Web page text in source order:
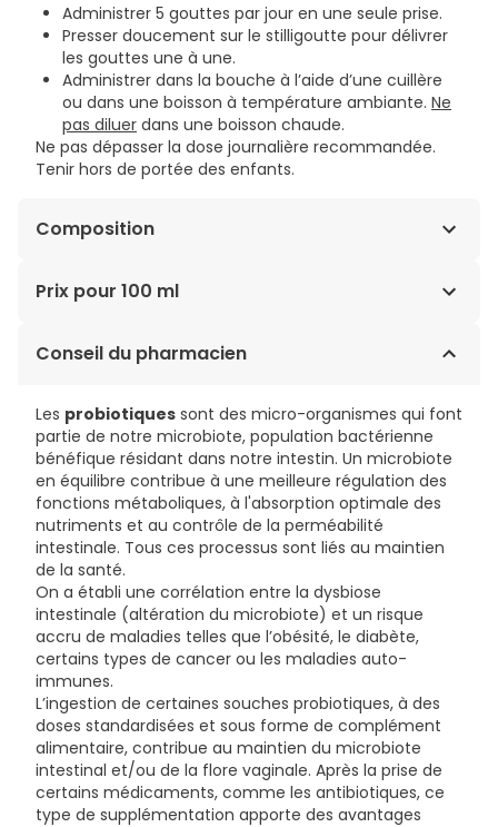
Administrer 5 gouttes par jour en une seule prise.
Presser doucement sur le stilligoutte pour délivrer
les gouttes une à une.
Administrer dans la bouche à l’aide d’une cuillère
ou dans une boisson à température ambiante. Ne
pas diluer dans une boisson chaude.
Ne pas dépasser la dose journalière recommandée.
Tenir hors de portée des enfants.
Composition
Ingrédients par dose journalière (5 gouttes) : Huile de
totalement hydrogénée. 5 gouttes contiennent au
**UFC = unité formant colonie.
Prix pour 100 ml
249,60€ / 100 ml
Conseil du pharmacien
Les probiotiques sont des micro-organismes qui font
partie de notre microbiote, population bactérienne
bénéfique résidant dans notre intestin. Un microbiote
en équilibre contribue à une meilleure régulation des
fonctions métaboliques, à l'absorption optimale des
nutriments et au contrôle de la perméabilité
intestinale. Tous ces processus sont liés au maintien
de la santé.
On a établi une corrélation entre la dysbiose
intestinale (altération du microbiote) et un risque
accru de maladies telles que l’obésité, le diabète,
certains types de cancer ou les maladies auto-
immunes.
L’ingestion de certaines souches probiotiques, à des
doses standardisées et sous forme de complément
alimentaire, contribue au maintien du microbiote
intestinal et/ou de la flore vaginale. Après la prise de
certains médicaments, comme les antibiotiques, ce
type de supplémentation apporte des avantages